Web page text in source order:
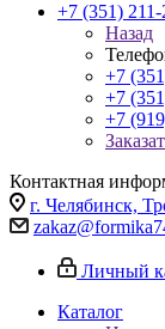
+7 (351)
Назад
+7
+7
+7
Контактная
г. Челябинск,
Личный
Каталог